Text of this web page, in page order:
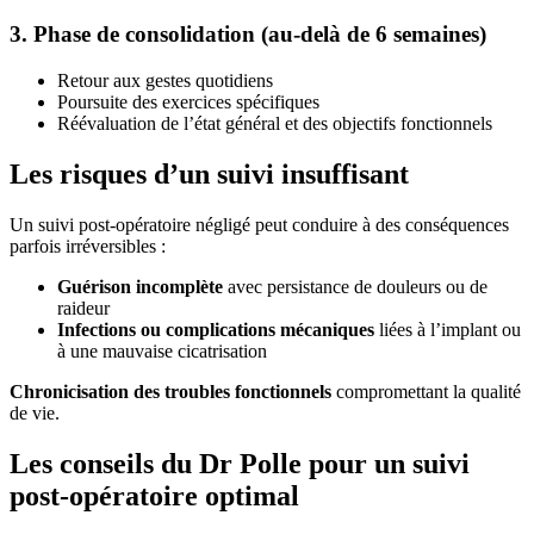
3. Phase de consolidation (au-delà de 6 semaines)
Retour aux gestes quotidiens
Poursuite des exercices spécifiques
Réévaluation de l’état général et des objectifs fonctionnels
Les risques d’un suivi insuffisant
Un suivi post-opératoire négligé peut conduire à des conséquences
parfois irréversibles :
Guérison incomplète avec persistance de douleurs ou de
raideur
Infections ou complications mécaniques liées à l’implant ou
à une mauvaise cicatrisation
Chronicisation des troubles fonctionnels compromettant la qualité
de vie.
Les conseils du Dr Polle pour un suivi
post-opératoire optimal